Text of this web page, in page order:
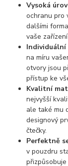
Vysoká
ochranu pro
dalšími
vaše
na míru
otvory jsou
přístup ke
Kvalitní
nejvyšší
ale také mu
designový
čtečky.
Perfektně
v pouzdru